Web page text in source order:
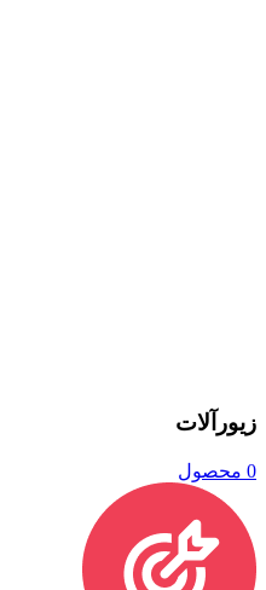
زیورآلات
0 محصول